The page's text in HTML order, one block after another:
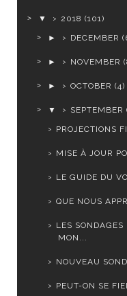
▼ 2018 (101)
►
DECEMBER
► NOVEMBER
► OCTOBER (4)
▼ SEPTEMBER
PROJECTIONS
MISE À JOUR
LE GUIDE DU
QUE NOUS
LES SONDAGES
MON...
NOUVEAU
PEUT-ON SE